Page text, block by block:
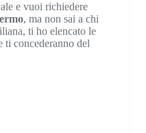
e vuoi richiedere
, ma non sai a chi
ti ho elencato le
ti concederanno del